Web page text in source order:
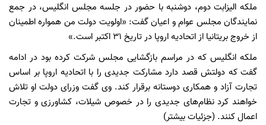
ملکه الیزابت دوم، دوشنبه با حضور در جلسه مجلس انگلیس، در جمع
نمایندگان مجلس عوام و اعیان گفت: «اولویت دولت من همواره اطمینان
از خروج بریتانیا از اتحادیه اروپا در تاریخ ۳۱ اکتبر است.»
ملکه انگلیس که در مراسم بازگشایی مجلس شرکت کرده بود در ادامه
گفت که دولتش قصد دارد مشارکت جدیدی را با اتحادیه اروپا بر اساس
تجارت آزاد و همکاری دوستانه برقرار کند. وی گفت وزرای دولت او تلاش
خواهند کرد نظام‌های جدیدی را در خصوص شیلات، کشاورزی و تجارت
اعمال کنند. (جزئیات بیشتر)